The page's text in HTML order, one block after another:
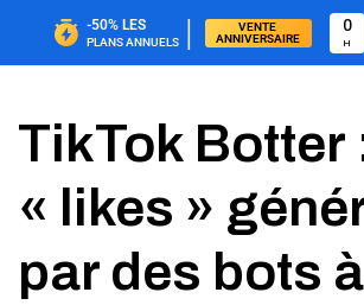
-50% LES
PLANS ANNUELS |
VENTE
ANNIVERSAIRE
0
H
TikTok Botter
« likes »
par des bots